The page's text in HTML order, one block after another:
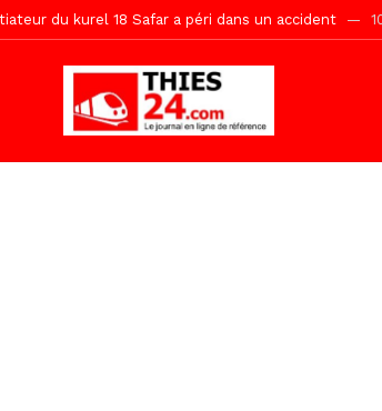
du kurel 18 Safar a péri dans un accident
d’organisation dévoile ses priorités
Thiès, mesures annoncées pour une réussite
ses premiers malades lundi 10 Août 1 jour ago